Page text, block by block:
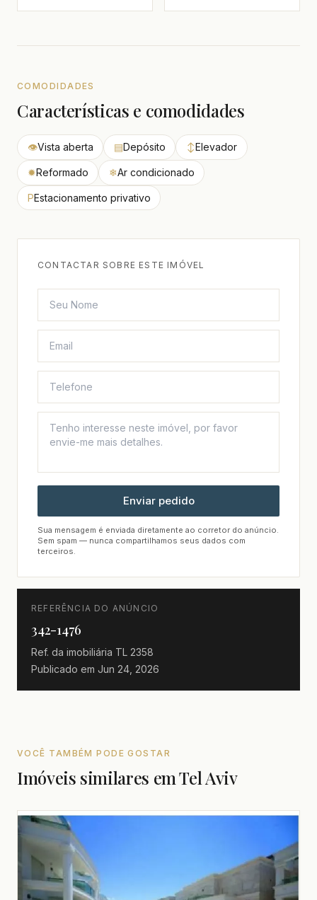
COMODIDADES
Características e comodidades
👁Vista aberta ▤Depósito ↕Elevador
✹Reformado ❄Ar condicionado
PEstacionamento privativo
CONTACTAR SOBRE ESTE IMÓVEL
Enviar pedido
Sua mensagem é enviada diretamente ao corretor do anúncio.
Sem spam — nunca compartilhamos seus dados com
terceiros.
REFERÊNCIA DO ANÚNCIO
342-1476
Ref. da imobiliária TL 2358
Publicado em Jun 24, 2026
VOCÊ TAMBÉM PODE GOSTAR
Imóveis similares em Tel Aviv